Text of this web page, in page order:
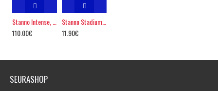
110.00€
Stanno Stadium II slipper
11.90€
SEURASHOP